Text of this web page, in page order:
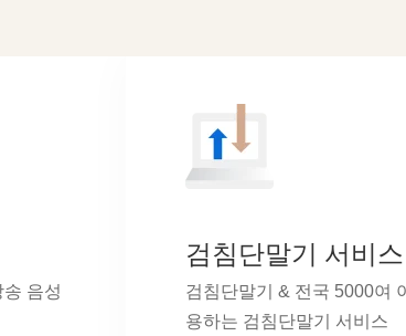
음성
검침단말기 서비스
검침단말기 & 전국 5000여
용하는 검침단말기 서비스